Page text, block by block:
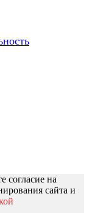
согласие на
сайта и